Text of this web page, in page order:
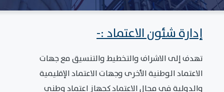
إدارة شئون الاعتماد :-
تهدف إلى الاشراف والتخطيط والتنسيق مع جهات
الاعتماد الوطنية الأخرى وجهات الاعتماد الإقليمية
والدولية في مجال الاعتماد كجهاز اعتماد وطني